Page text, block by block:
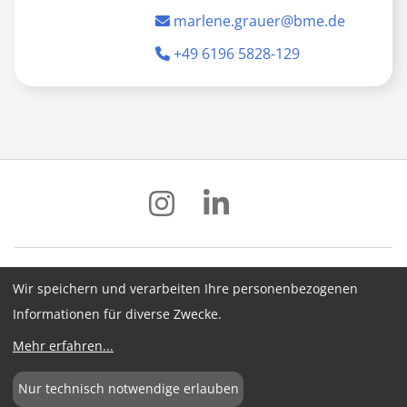
• Grundlagen
hochwertigen
Partnern •
marlene.grauer@bme.de
+49 6196 5828-129
Impressum Datenschutz
AGB
Hinweisgebersystem
Newsletter
Cookie-Konfiguration
Wir speichern und verarbeiten Ihre personenbezogenen
Informationen für diverse Zwecke.
Mehr erfahren...
Nur technisch notwendige erlauben